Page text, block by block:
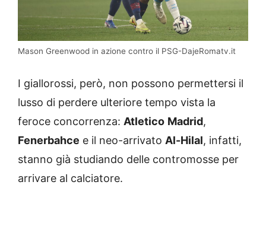
Mason Greenwood in azione contro il PSG-DajeRomatv.it
I giallorossi, però, non possono permettersi il
lusso di perdere ulteriore tempo vista la
feroce concorrenza: Atletico Madrid,
Fenerbahce e il neo-arrivato Al-Hilal, infatti,
stanno già studiando delle contromosse per
arrivare al calciatore.